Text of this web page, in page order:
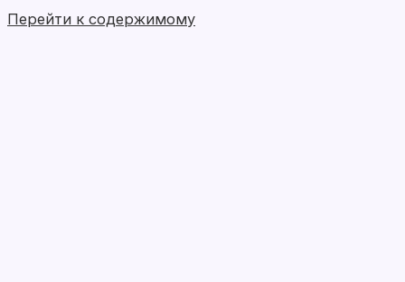
Перейти к содержимому